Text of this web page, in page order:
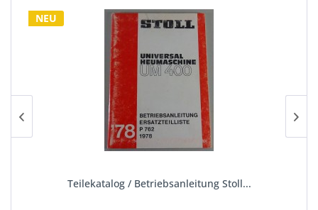
NEU
Teilekatalog / Betriebsanleitung Stoll...